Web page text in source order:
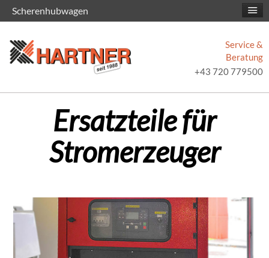
Service &
Beratung
+43 720 779500
Ersatzteile für
Stromerzeuger
Scherenhubwagen